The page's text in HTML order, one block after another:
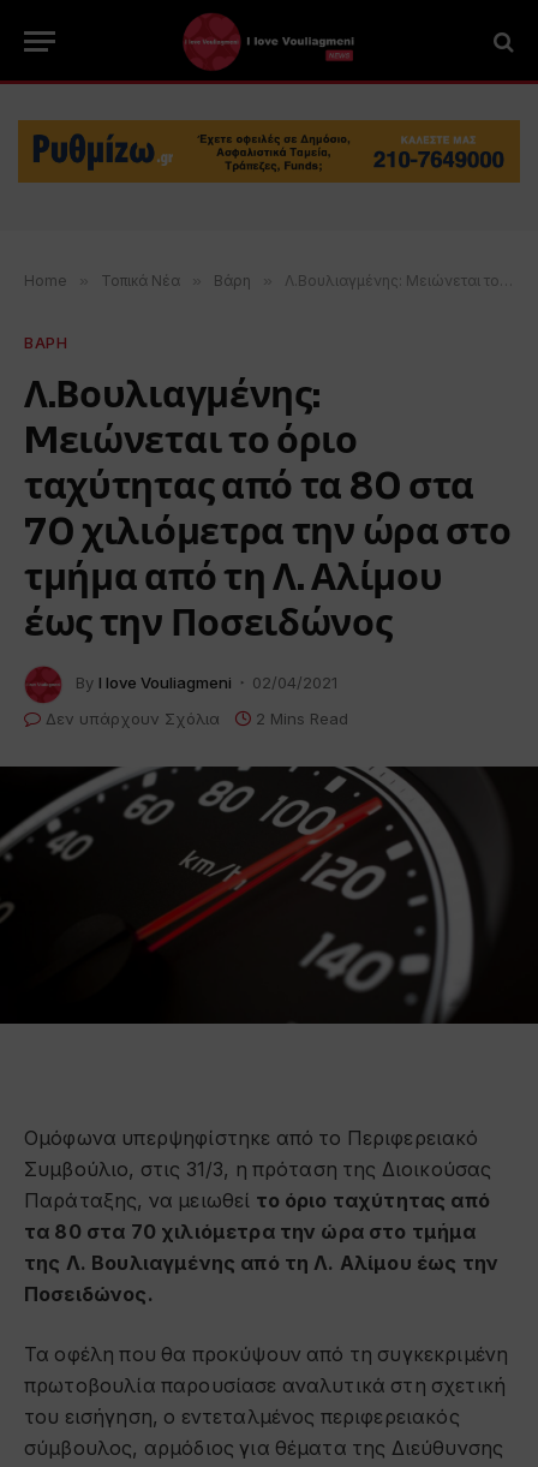
Home » Τοπικά Νέα » Βάρη » Λ.Βουλιαγμένης: Mειώνεται το όριο ταχύτητας από τα 80 στα 70 χιλιόμετρα την ώρα στο τμήμα από τη Λ. Αλίμου έως την Ποσειδώνος
ΒΑΡΗ
Λ.Βουλιαγμένης:
Mειώνεται το όριο
ταχύτητας από τα 80 στα
70 χιλιόμετρα την ώρα στο
τμήμα από τη Λ. Αλίμου
έως την Ποσειδώνος
By I love Vouliagmeni
02/04/2021
Δεν υπάρχουν Σχόλια
2 Mins Read
Ομόφωνα υπερψηφίστηκε από το Περιφερειακό
Συμβούλιο, στις 31/3, η πρόταση της Διοικούσας
Παράταξης, να μειωθεί το όριο ταχύτητας από
τα 80 στα 70 χιλιόμετρα την ώρα στο τμήμα
της Λ. Βουλιαγμένης από τη Λ. Αλίμου έως την
Ποσειδώνος.
Τα οφέλη που θα προκύψουν από τη συγκεκριμένη
πρωτοβουλία παρουσίασε αναλυτικά στη σχετική
του εισήγηση, ο εντεταλμένος περιφερειακός
σύμβουλος, αρμόδιος για θέματα της Διεύθυνσης